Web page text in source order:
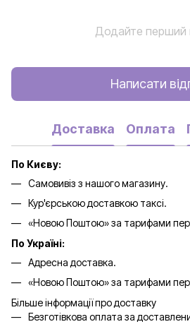
Додайте перший
Написати
Доставка Оплата
По Києву:
Самовивіз з нашого магазину.
Кур'єрською доставкою таксі.
«Новою Поштою» за тарифами
По Україні:
Адресна доставка.
«Новою Поштою» за тарифами
Більше інформації про доставку
Безготівкова оплата за